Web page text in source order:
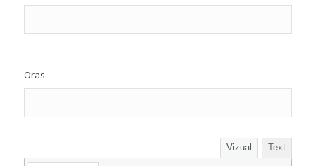
Oras
Vizual Text